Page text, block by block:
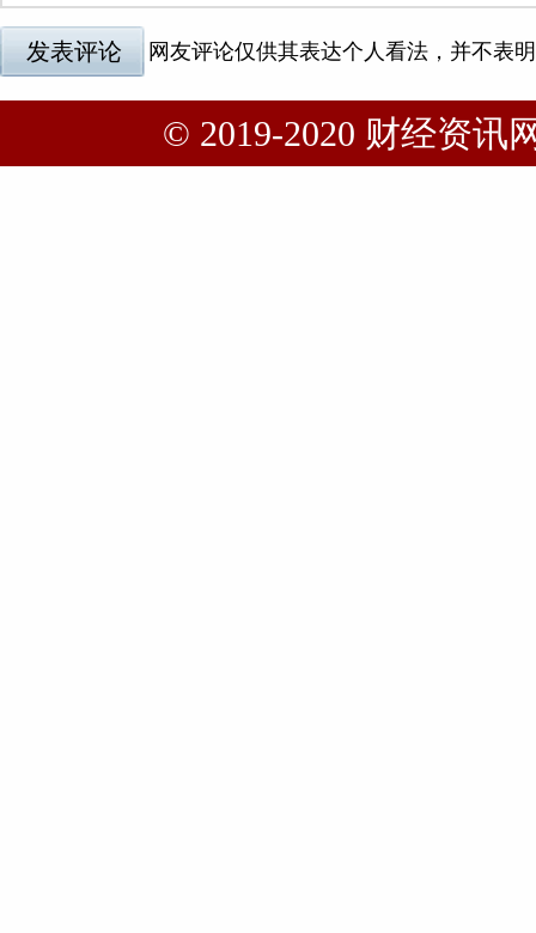
© 2019-2020 财经资讯